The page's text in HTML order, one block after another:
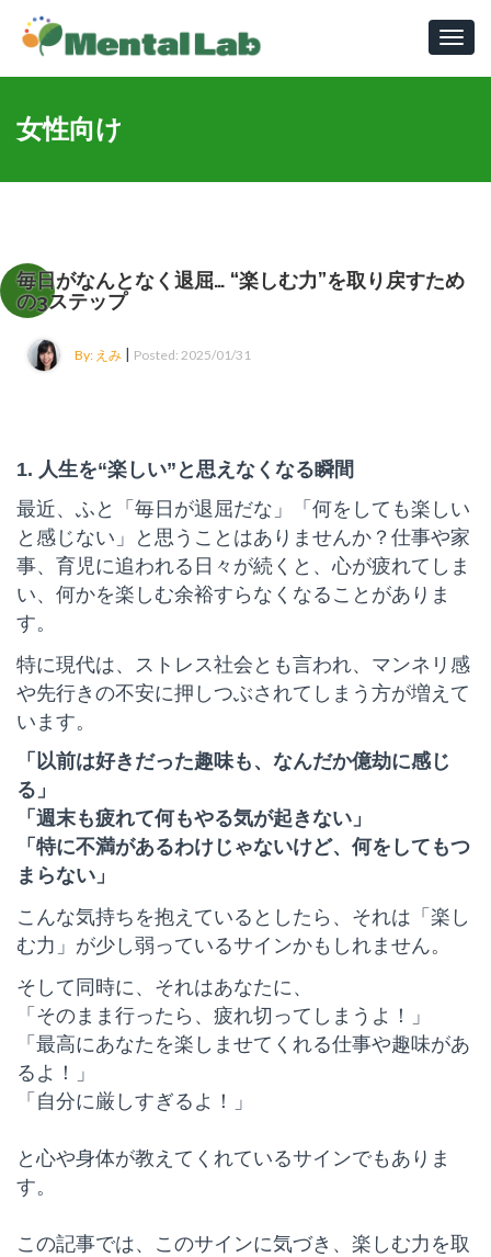
女性向け
毎日がなんとなく退屈… “楽しむ力”を取り戻すため
の3ステップ
By: えみ | Posted: 2025/01/31
1. 人生を“楽しい”と思えなくなる瞬間
最近、ふと「毎日が退屈だな」「何をしても楽しい
と感じない」と思うことはありませんか？仕事や家
事、育児に追われる日々が続くと、心が疲れてしま
い、何かを楽しむ余裕すらなくなることがありま
す。
特に現代は、ストレス社会とも言われ、マンネリ感
や先行きの不安に押しつぶされてしまう方が増えて
います。
「以前は好きだった趣味も、なんだか億劫に感じ
る」
「週末も疲れて何もやる気が起きない」
「特に不満があるわけじゃないけど、何をしてもつ
まらない」
こんな気持ちを抱えているとしたら、それは「楽し
む力」が少し弱っているサインかもしれません。
そして同時に、それはあなたに、
「そのまま行ったら、疲れ切ってしまうよ！」
「最高にあなたを楽しませてくれる仕事や趣味があ
るよ！」
「自分に厳しすぎるよ！」
と心や身体が教えてくれているサインでもありま
す。
この記事では、このサインに気づき、楽しむ力を取